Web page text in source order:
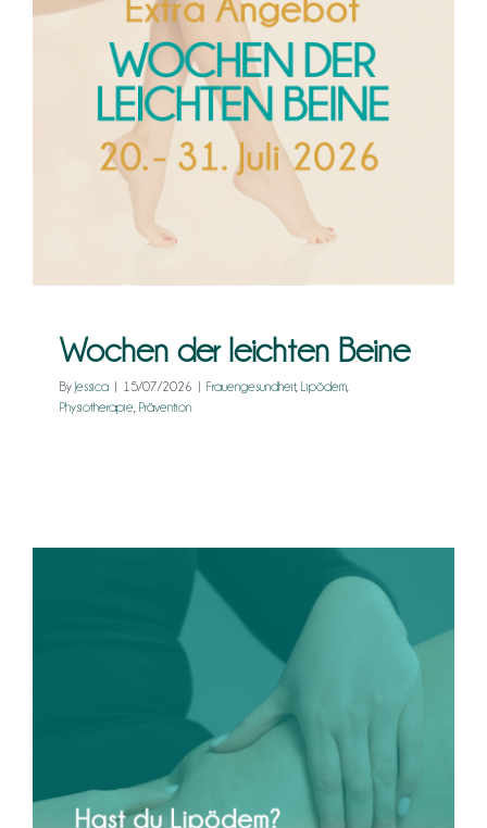
Wochen der leichten Beine
Frauengesundheit Lipödem Physiotherapie Prävention
Wochen der leichten Beine
By Jessica | 15/07/2026 | Frauengesundheit, Lipödem
Physiotherapie Prävention
Lipödem – wenn dein Körper
jahrelang nicht ernst genommen